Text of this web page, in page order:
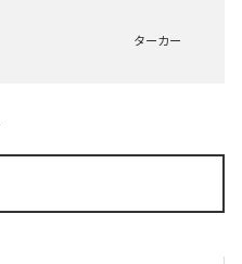
ターカー